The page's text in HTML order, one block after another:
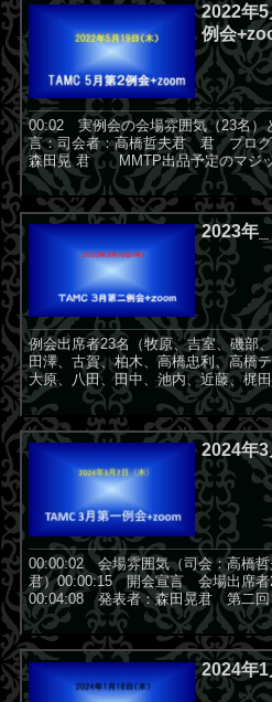
2022年
例会
00:02 実例会の会場雰囲気（23名）
言：司会者：高橋哲夫君 君 プロ
森田晃 君 MMTP出品予定のマ
Danger 演技と解説（客3...
2023年
例会出席者23名（牧原、吉室、磯部
田澤、古賀、柏木、高橋忠利、高橋
大原、八田、田中、池内、近藤、梶
治、土屋、児玉、松本、氣賀）
2024年
00:00:02 会場雰囲気（司会：高橋
君）00:00:15 開会宣言 会場出席
00:04:08 発表者：森田晃君 第二回
史）」について紹介 00:0...
2024年